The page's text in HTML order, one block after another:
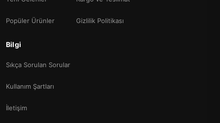
Popüler Ürünler Gizlilik Politikası
Bilgi
Sıkça Sorulan Sorular
Kullanım Şartları
İletişim